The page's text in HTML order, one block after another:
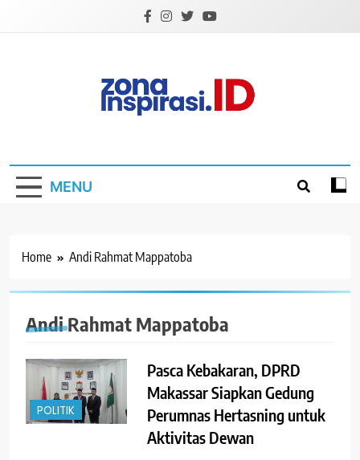
MENU
Home Andi Rahmat Mappatoba
Andi Rahmat Mappatoba
POLITIK
Pasca Kebakaran, DPRD
Makassar Siapkan Gedung
Perumnas Hertasning untuk
Aktivitas Dewan